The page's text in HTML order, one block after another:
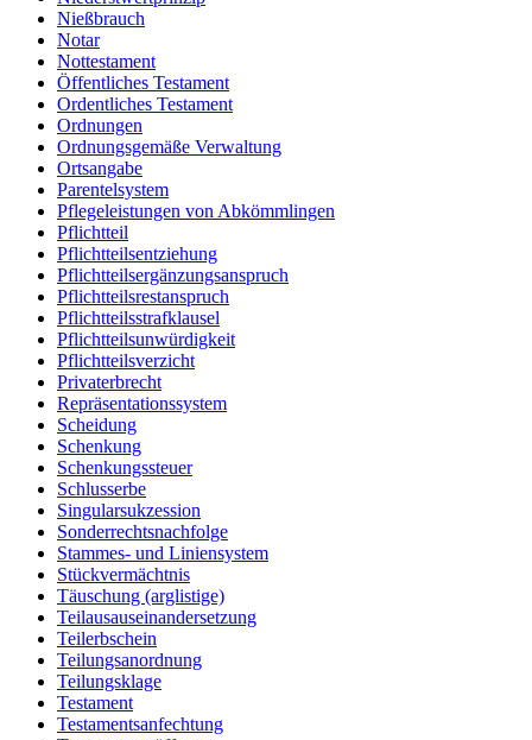
Nießbrauch
Notar
Nottestament
Öffentliches Testament
Ordentliches Testament
Ordnungen
Ordnungsgemäße Verwaltung
Ortsangabe
Parentelsystem
Pflegeleistungen von Abkömmlingen
Pflichtteil
Pflichtteilsentziehung
Pflichtteilsergänzungsanspruch
Pflichtteilsrestanspruch
Pflichtteilsstrafklausel
Pflichtteilsunwürdigkeit
Pflichtteilsverzicht
Privaterbrecht
Repräsentationssystem
Scheidung
Schenkung
Schenkungssteuer
Schlusserbe
Singularsukzession
Sonderrechtsnachfolge
Stammes- und Liniensystem
Stückvermächtnis
Täuschung (arglistige)
Teilausauseinandersetzung
Teilerbschein
Teilungsanordnung
Teilungsklage
Testament
Testamentsanfechtung